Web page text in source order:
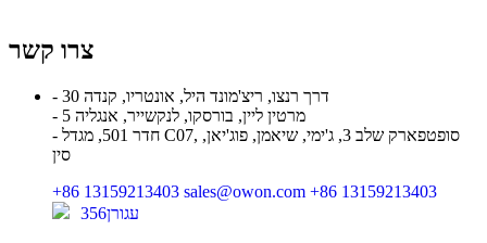
צרו קשר
- 30 דרך רנצו, ריצ'מונד היל, אונטריו, קנדה
- 5 מרטין ליין, בורסקו, לנקשייר, אנגליה
- חדר 501, מגדל C07, סופטפארק שלב 3, ג'ימי, שיאמן, פוג'יאן,
סין
+86 13159213403 sales@owon.com +86 13159213403
עגורן356